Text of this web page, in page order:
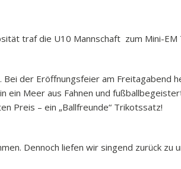
traf die U10 Mannschaft zum Mini-EM
Bei der Eröffnungsfeier am Freitagabend
ein Meer aus Fahnen und
Preis – ein „Ballfreunde“ Trikotssatz!
Dennoch liefen wir singend zurück zu